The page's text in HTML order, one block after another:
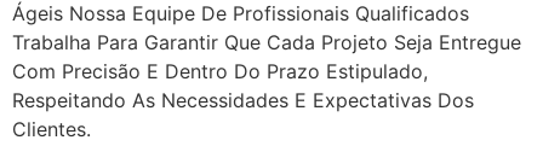
Ágeis Nossa Equipe De Profissionais Qualificados
Trabalha Para Garantir Que Cada Projeto Seja Entregue
Com Precisão E Dentro Do Prazo Estipulado,
Respeitando As Necessidades E Expectativas Dos
Clientes.